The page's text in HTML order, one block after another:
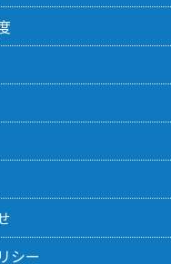
シー